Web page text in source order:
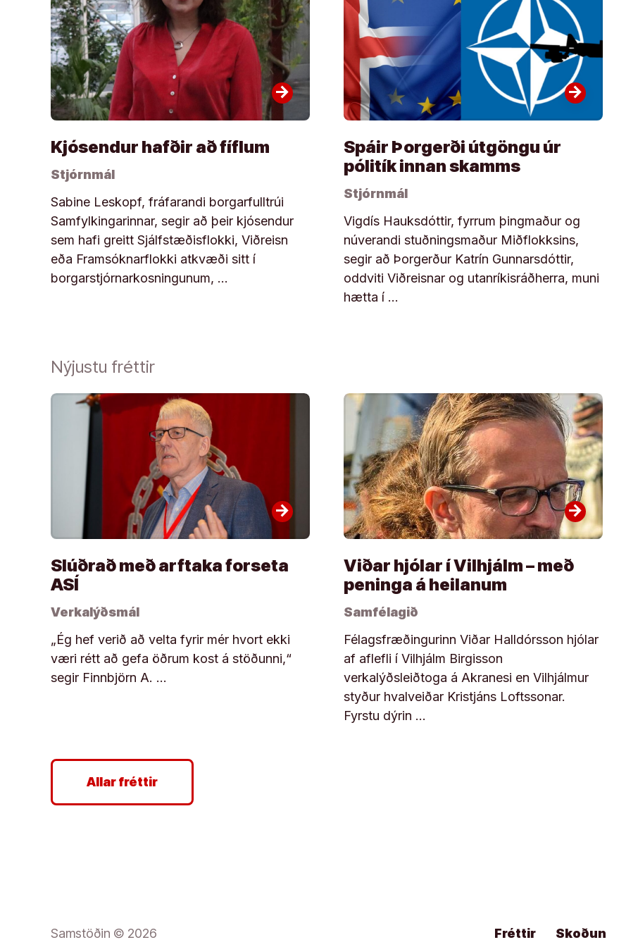
arrow_forward
Kjósendur hafðir að fíflum
Stjórnmál
Sabine Leskopf, fráfarandi borgarfulltrúi
Samfylkingarinnar, segir að þeir kjósendur
sem hafi greitt Sjálfstæðisflokki, Viðreisn
eða Framsóknarflokki atkvæði sitt í
borgarstjórnarkosningunum, …
arrow_forward
Spáir Þorgerði útgöngu úr
pólitík innan skamms
Stjórnmál
Vigdís Hauksdóttir, fyrrum þingmaður og
núverandi stuðningsmaður Miðflokksins,
segir að Þorgerður Katrín Gunnarsdóttir,
oddviti Viðreisnar og utanríkisráðherra, muni
hætta í …
Nýjustu fréttir
arrow_forward
Slúðrað með arftaka forseta
ASÍ
Verkalýðsmál
„Ég hef verið að velta fyrir mér hvort ekki
væri rétt að gefa öðrum kost á stöðunni,“
segir Finnbjörn A. …
arrow_forward
Viðar hjólar í Vilhjálm – með
peninga á heilanum
Samfélagið
Félagsfræðingurinn Viðar Halldórsson hjólar
af aflefli í Vilhjálm Birgisson
verkalýðsleiðtoga á Akranesi en Vilhjálmur
styður hvalveiðar Kristjáns Loftssonar.
Fyrstu dýrin …
Allar fréttir
Samstöðin © 2026 Fréttir Skoðun